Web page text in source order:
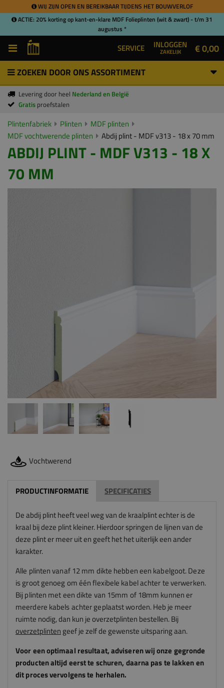
WIJ ZIJN OPEN EN BEREIKBAAR TIJDENS HET BOUWVERLOF
ACTIE: 20% korting op kant-en-klare MDF Folieplinten (wit & zwart) - t/m 31
augustus *
SERVICE INLOGGEN
ZAKELIJK € 0,00
ZOEKEN DOOR ONS ASSORTIMENT
Levering door heel Nederland en België
Gratis proefstalen
Plintenfabriek Plinten
MDF plinten
MDF vochtwerende plinten
Abdij plint - MDF v313 - 18 x 70 mm
ABDIJ PLINT - MDF V313 - 18 X
70 MM
Vochtwerend
PRODUCTINFORMATIE SPECIFICATIES
De abdij plint heeft veel weg van de kraalplint echter is de
kraal bij deze plint kleiner. Hierdoor springen de lijnen van de
deze plint er meer uit en geeft het het uiterlijk een ander
karakter.
Alle plinten vanaf 12 mm dikte hebben een kabelgoot. Deze
is groot genoeg om één flexibele kabel achter te verwerken.
Bij plinten met een dikte van 15mm of 18mm kunnen er
meerdere kabels achter geplaatst worden.Heb je meer
ruimte nodig, dan kun je overzetplinten bestellen. Bij
overzetplinten geef je zelf de gewenste uitsparing aan.
Voor een optimaal resultaat, adviserenwijonze gegronde
producten altijd eerst te schuren, daarna pas te lakken en
dit proces vervolgens te herhalen.